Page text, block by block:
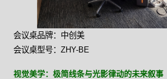
会议桌品牌：中创美
会议桌型号：ZHY-BE
视觉美学：极简线条与光影律动的未来叙事